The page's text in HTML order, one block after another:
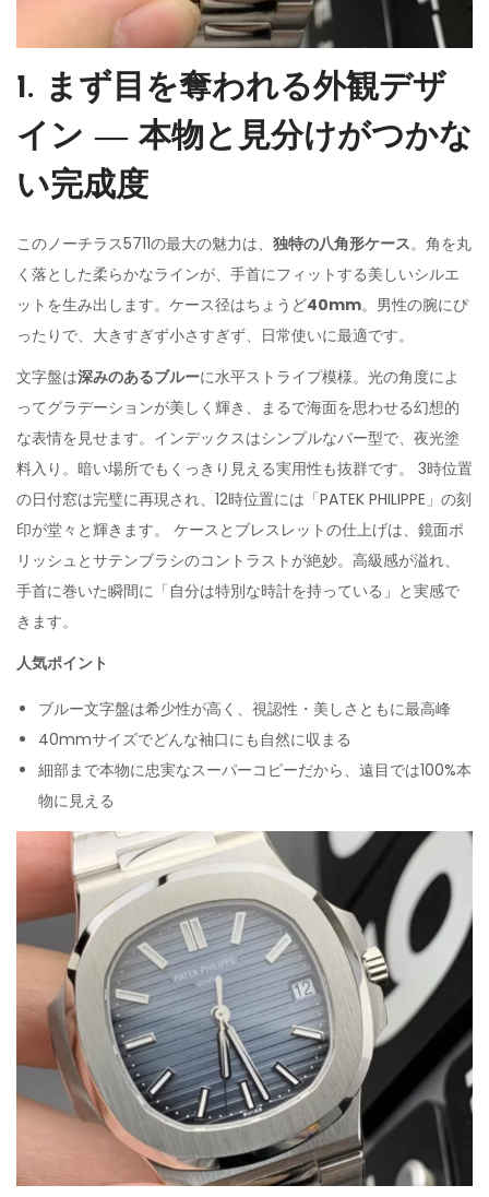
1. まず目を奪われる外観デザ
イン ― 本物と見分けがつかな
い完成度
このノーチラス5711の最大の魅力は、 独特の八角形ケース。角を丸
く落とした柔らかなラインが、手首にフィットする美しいシルエ
ットを生み出します。ケース径はちょうど40mm。男性の腕にぴ
ったりで、大きすぎず小さすぎず、日常使いに最適です。
文字盤は深みのあるブルーに水平ストライプ模様。光の角度によ
ってグラデーションが美しく輝き、まるで海面を思わせる幻想的
な表情を見せます。インデックスはシンプルなバー型で、夜光塗
料入り。暗い場所でもくっきり見える実用性も抜群です。 3時位置
の日付窓は完璧に再現され、12時位置には「PATEK PHILIPPE」の刻
印が堂々と輝きます。 ケースとブレスレットの仕上げは、鏡面ポ
リッシュとサテンブラシのコントラストが絶妙。高級感が溢れ、
手首に巻いた瞬間に「自分は特別な時計を持っている」と実感で
きます。
人気ポイント
ブルー文字盤は希少性が高く、視認性・美しさともに最高峰
40mmサイズでどんな袖口にも自然に収まる
細部まで本物に忠実なスーパーコピーだから、遠目では100%本
物に見える